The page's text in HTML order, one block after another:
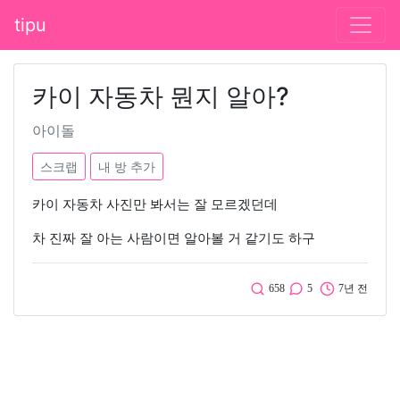
tipu
카이 자동차 뭔지 알아?
아이돌
스크랩 내 방 추가
카이 자동차 사진만 봐서는 잘 모르겠던데
차 진짜 잘 아는 사람이면 알아볼 거 같기도 하구
658 5 7년 전